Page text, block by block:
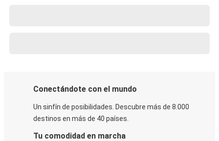
Conectándote con el mundo
Un sinfín de posibilidades. Descubre más de 8.000
destinos en más de 40 países.
Tu comodidad en marcha